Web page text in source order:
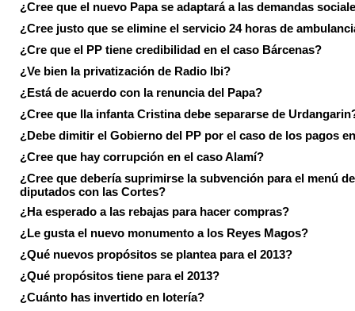
¿Cree que el nuevo Papa se adaptará a las demandas
¿Cree justo que se elimine el servicio 24 horas de
¿Cre que el PP tiene credibilidad en el caso Bárcenas?
¿Ve bien la privatización de Radio Ibi?
¿Está de acuerdo con la renuncia del Papa?
¿Cree que lla infanta Cristina debe separarse de
¿Debe dimitir el Gobierno del PP por el caso de los pagos
¿Cree que hay corrupción en el caso Alamí?
¿Cree que debería suprimirse la subvención para el menú
diputados con las Cortes?
¿Ha esperado a las rebajas para hacer compras?
¿Le gusta el nuevo monumento a los Reyes Magos?
¿Qué nuevos propósitos se plantea para el 2013?
¿Qué propósitos tiene para el 2013?
¿Cuánto has invertido en lotería?